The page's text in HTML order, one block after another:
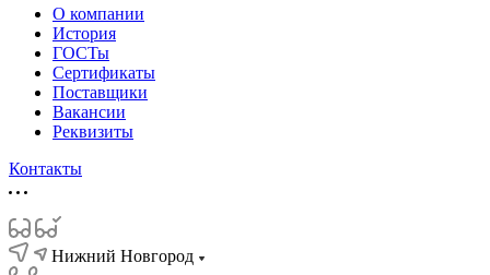
О компании
История
ГОСТы
Сертификаты
Поставщики
Вакансии
Реквизиты
Контакты
Нижний Новгород